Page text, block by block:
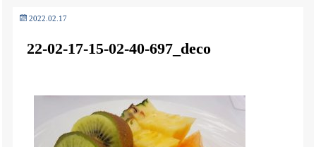
2022.02.17
22-02-17-15-02-40-697_deco